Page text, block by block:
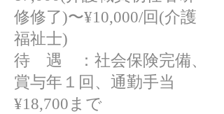
修修了)〜¥10,000/回(介護
福祉士)
待 遇 ：社会保険完備、
賞与年１回、通勤手当
¥18,700まで